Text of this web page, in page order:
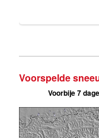
Voorspelde
Voorbije 7